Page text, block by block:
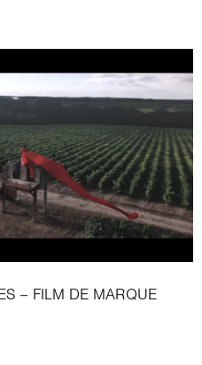
– FILM DE MARQUE